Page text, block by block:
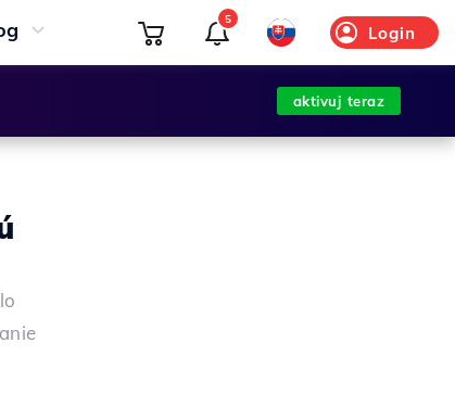
Login
5
aktivuj teraz